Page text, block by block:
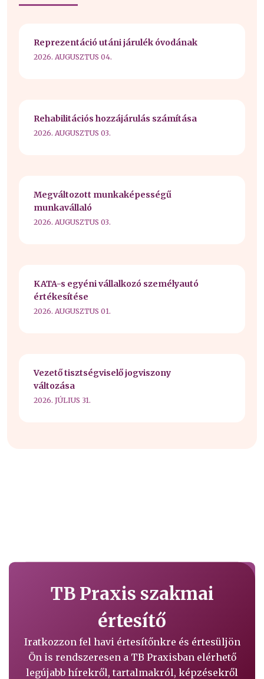
Reprezentáció utáni járulék óvodának
2026. AUGUSZTUS 04.
Rehabilitációs hozzájárulás számítása
2026. AUGUSZTUS 03.
Megváltozott munkaképességű
munkavállaló
2026. AUGUSZTUS 03.
KATA-s egyéni vállalkozó személyautó
értékesítése
2026. AUGUSZTUS 01.
Vezető tisztségviselő jogviszony
változása
2026. JÚLIUS 31.
TB Praxis szakmai
értesítő
Iratkozzon fel havi értesítőnkre és értesüljön
Ön is rendszeresen a TB Praxisban elérhető
legújabb hírekről, tartalmakról, képzésekről